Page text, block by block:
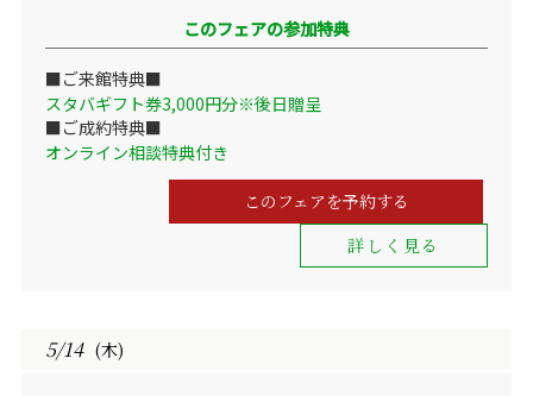
このフェアの参加特典
■ご来館特典■
スタバギフト券3,000円分※後日贈呈
■ご成約特典■
オンライン相談特典付き
このフェアを予約する
詳しく見る
5/14 (木)